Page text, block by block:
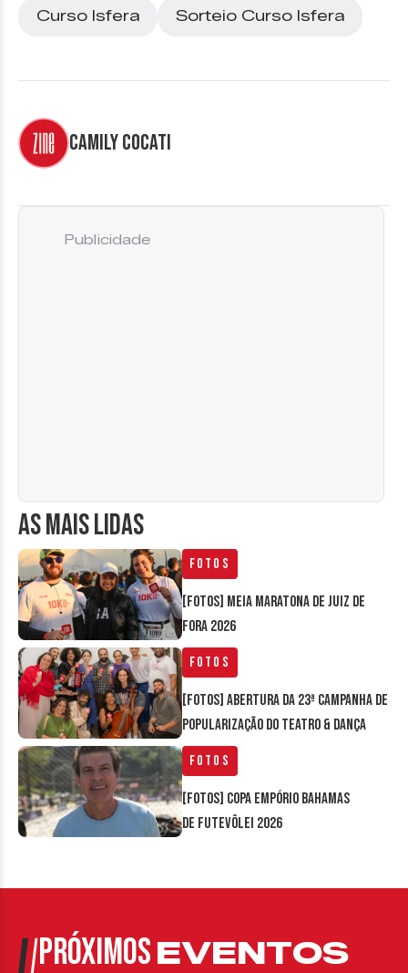
Curso Isfera Sorteio Curso Isfera
Camily Cocati
AS MAIS LIDAS
Fotos
[FOTOS] Meia Maratona de Juiz de
Fora 2026
Fotos
[FOTOS] Abertura da 23ª Campanha de
Popularização do Teatro & Dança
Fotos
[FOTOS] Copa Empório Bahamas
de Futevôlei 2026
Publicidade
PRÓXIMOSEVENTOS